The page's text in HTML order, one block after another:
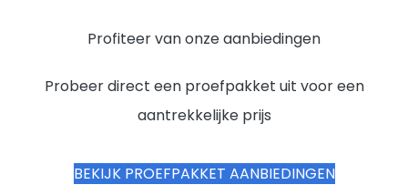
Profiteer van onze aanbiedingen
Probeer direct een proefpakket uit voor een
aantrekkelijke prijs
BEKIJK PROEFPAKKET AANBIEDINGEN